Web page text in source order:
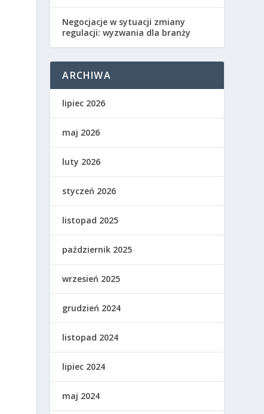
Negocjacje w sytuacji zmiany
regulacji: wyzwania dla branży
ARCHIWA
lipiec 2026
maj 2026
luty 2026
styczeń 2026
listopad 2025
październik 2025
wrzesień 2025
grudzień 2024
listopad 2024
lipiec 2024
maj 2024